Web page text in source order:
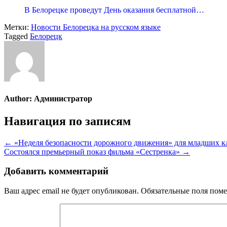
В Белорецке проведут День оказания бесплатной…
Метки: Новости Белорецка на русском языке
Tagged Белорецк
Author: Администратор
Навигация по записям
← «Неделя безопасности дорожного движения» для младших
Состоялся премьерный показ фильма «Сестренка» →
Добавить комментарий
Ваш адрес email не будет опубликован. Обязательные поля